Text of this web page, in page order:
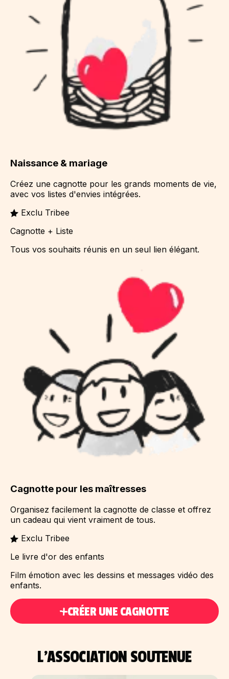
Naissance & mariage
Créez une cagnotte pour les grands moments de vie,
avec vos listes d'envies intégrées.
Exclu Tribee
Cagnotte + Liste
Tous vos souhaits réunis en un seul lien élégant.
Cagnotte pour les maîtresses
Organisez facilement la cagnotte de classe et offrez
un cadeau qui vient vraiment de tous.
Exclu Tribee
Le livre d'or des enfants
Film émotion avec les dessins et messages vidéo des
enfants.
CRÉER UNE CAGNOTTE
L'ASSOCIATION SOUTENUE